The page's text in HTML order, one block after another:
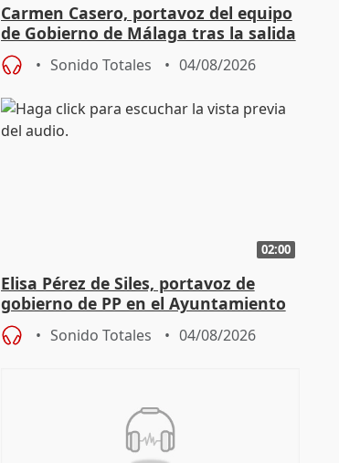
Carmen Casero, portavoz del equipo
de Gobierno de Málaga tras la salida
de Pérez de Siles
Sonido Totales 04/08/2026
02:00
Elisa Pérez de Siles, portavoz de
gobierno de PP en el Ayuntamiento
de Málaga, deja la política
Sonido Totales 04/08/2026